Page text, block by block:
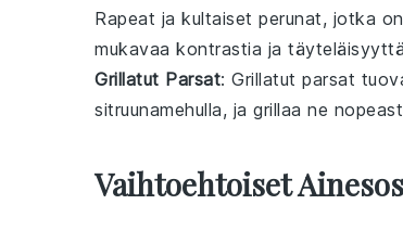
Rapeat ja kultaiset perunat, jotka
mukavaa kontrastia ja täyteläisyyttä
Grillatut Parsat: Grillatut parsat
sitruunamehulla, ja grillaa ne
Vaihtoehtoiset